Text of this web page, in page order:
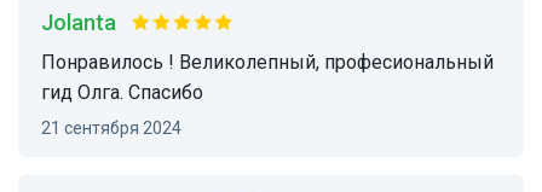
Jolanta
Понравилось ! Великолепный, професиональный
гид Олга. Спасибо
21 сентября 2024